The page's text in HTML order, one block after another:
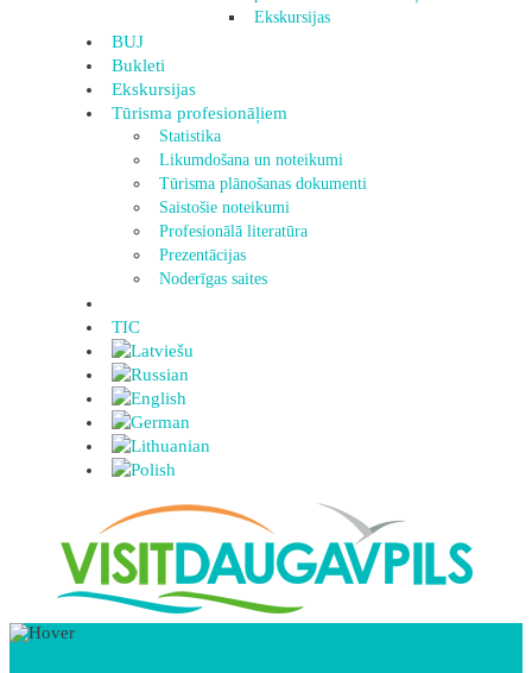
Ekskursijas
BUJ
Bukleti
Ekskursijas
Tūrisma profesionāļiem
Statistika
Likumdošana un noteikumi
Tūrisma plānošanas dokumenti
Saistošie noteikumi
Profesionālā literatūra
Prezentācijas
Noderīgas saites
TIC